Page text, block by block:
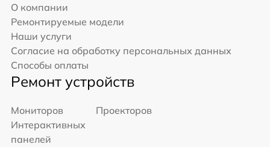
О компании
Ремонтируемые модели
Наши услуги
Согласие на обработку персональных данных
Способы оплаты
Ремонт устройств
Мониторов
Проекторов
Интерактивных
панелей